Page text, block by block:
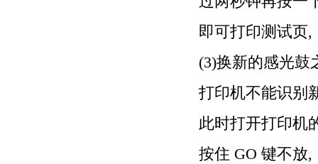
即可打印测试页,
(3)换新的感光鼓
打印机不能识别
此时打开打印机
按住 GO 键不放,